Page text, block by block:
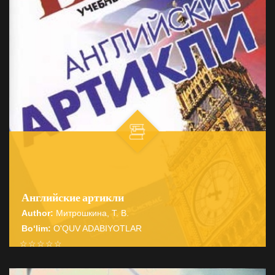
Английские артикли
Author: Митрошкина, Т. В.
Bo‘lim: O'QUV ADABIYOTLAR
☆
☆
☆
☆
☆
Справочник содержит подробные сведения о системе